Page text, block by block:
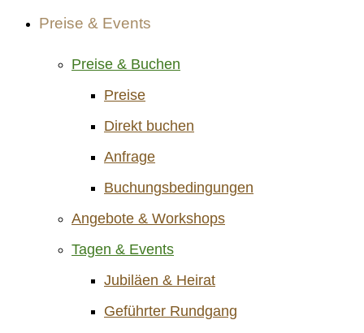
Preise & Events
Preise & Buchen
Preise
Direkt buchen
Anfrage
Buchungsbedingungen
Angebote & Workshops
Tagen & Events
Jubiläen & Heirat
Geführter Rundgang